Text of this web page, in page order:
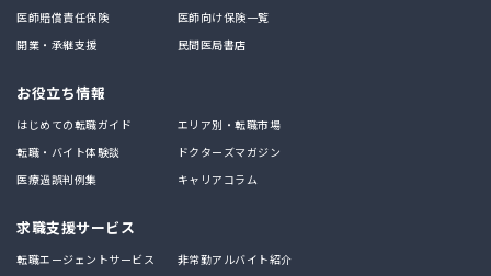
医師賠償責任保険
医師向け保険一覧
開業・承継支援
民間医局書店
お役立ち情報
はじめての転職ガイド
エリア別・転職市場
転職・バイト体験談
ドクターズマガジン
医療過誤判例集
キャリアコラム
求職支援サービス
転職エージェントサービス 非常勤アルバイト紹介